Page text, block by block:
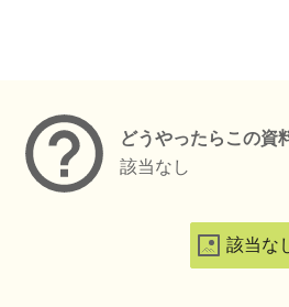
どうやったらこの資
該当なし
該当な